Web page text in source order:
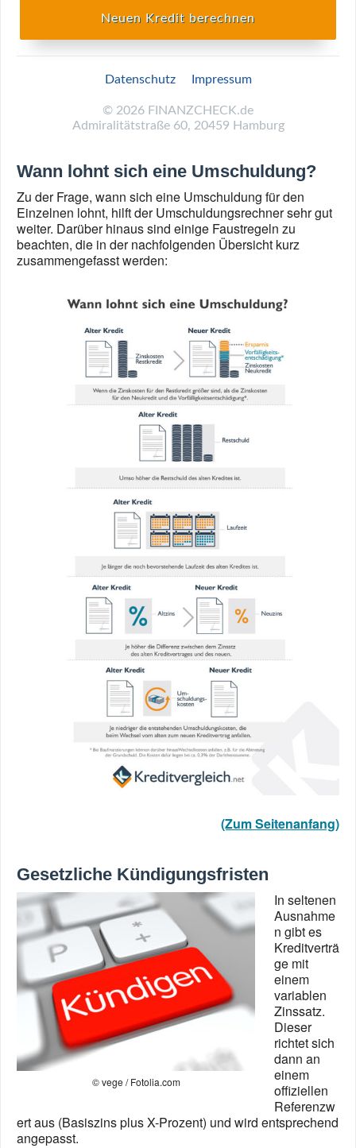
Neuen Kredit berechnen
© 2026 FINANZCHECK.de
Admiralitätstraße 60, 20459 Hamburg
Datenschutz Impressum
Wann lohnt sich eine Umschuldung?
Zu der Frage, wann sich eine Umschuldung für den
Einzelnen lohnt, hilft der Umschuldungsrechner sehr gut
weiter. Darüber hinaus sind einige Faustregeln zu
beachten, die in der nachfolgenden Übersicht kurz
zusammengefasst werden:
(Zum Seitenanfang)
Gesetzliche Kündigungsfristen
© vege / Fotolia.com
In seltenen
Ausnahme
n gibt es
Kreditverträ
ge mit
einem
variablen
Zinssatz.
Dieser
richtet sich
dann an
einem
offiziellen
Referenzw
ert aus (Basiszins plus X-Prozent) und wird entsprechend
angepasst.